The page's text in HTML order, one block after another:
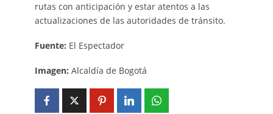
rutas con anticipación y estar atentos a las
actualizaciones de las autoridades de tránsito.
Fuente: El Espectador
Imagen: Alcaldía de Bogotá